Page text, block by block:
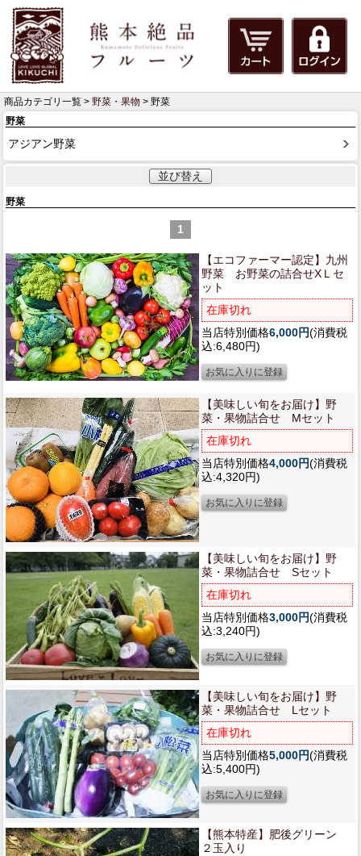
商品カテゴリ一覧 > 野菜・果物 > 野菜
野菜
アジアン野菜
並び替え
野菜
1
【エコファーマー認定】 九州
野菜 お野菜の詰合せXＬセ
ット
在庫切れ
当店特別価格6,000円(消費税
込:6,480円)
【美味しい旬をお届け】 野
菜・果物詰合せ Mセット
在庫切れ
当店特別価格4,000円(消費税
込:4,320円)
【美味しい旬をお届け】 野
菜・果物詰合せ Sセット
在庫切れ
当店特別価格3,000円(消費税
込:3,240円)
【美味しい旬をお届け】 野
菜・果物詰合せ Lセット
在庫切れ
当店特別価格5,000円(消費税
込:5,400円)
【熊本特産】 肥後グリーン
２玉入り